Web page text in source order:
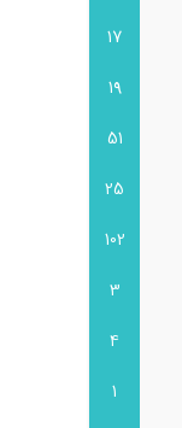
17
19
51
25
102
3
4
1